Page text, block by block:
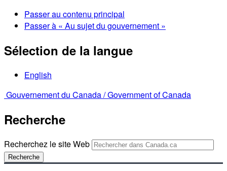
Passer au contenu principal
Passer à « Au sujet du gouvernement »
Sélection de la langue
English
Gouvernement du Canada /Government of Canada
Recherche
Recherchez le site Web
Recherche